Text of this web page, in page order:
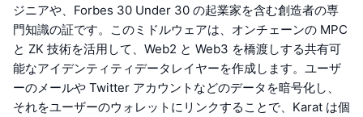
ジニアや、Forbes 30 Under 30 の起業家を含む創造者の専
門知識の証です。このミドルウェアは、オンチェーンの MPC
と ZK 技術を活用して、Web2 と Web3 を橋渡しする共有可
能なアイデンティティデータレイヤーを作成します。ユーザ
ーのメールや Twitter アカウントなどのデータを暗号化し、
それをユーザーのウォレットにリンクすることで、Karat は個